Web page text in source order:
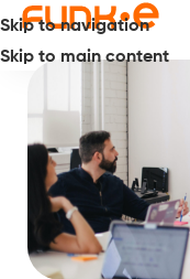
Skip to navigation
Skip to main content